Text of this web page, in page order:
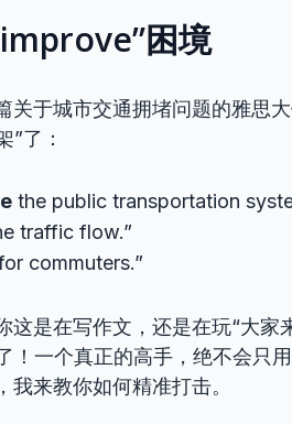
困境
关于城市交通拥堵问题的雅思
”了：
the public transportation
traffic flow.”
commuters.”
这是在写作文，还是在玩“大家
！一个真正的高手，绝不会只
来教你如何精准打击。